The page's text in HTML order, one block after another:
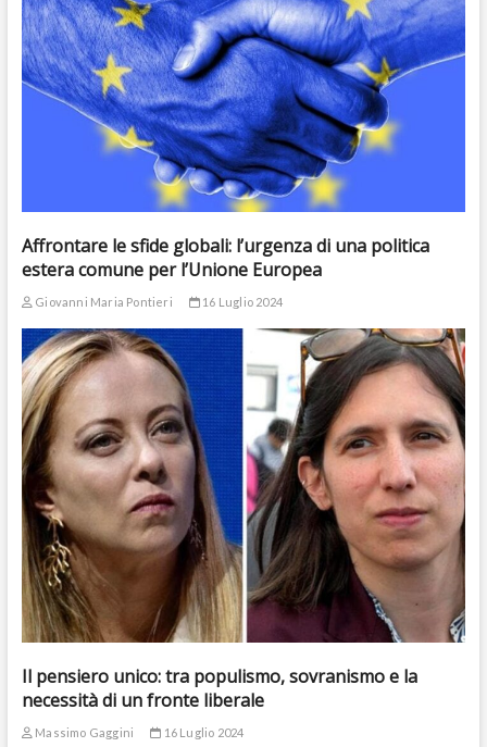
Affrontare le sfide globali: l’urgenza di una politica
estera comune per l’Unione Europea
Giovanni Maria Pontieri 16 Luglio 2024
Il pensiero unico: tra populismo, sovranismo e la
necessità di un fronte liberale
Massimo Gaggini 16 Luglio 2024